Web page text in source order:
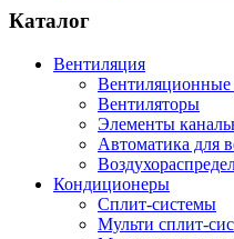
Каталог
Вентиляция
Вентиляционные
Вентиляторы
Элементы
Автоматика для
Кондиционеры
Сплит-системы
Мульти сплит-